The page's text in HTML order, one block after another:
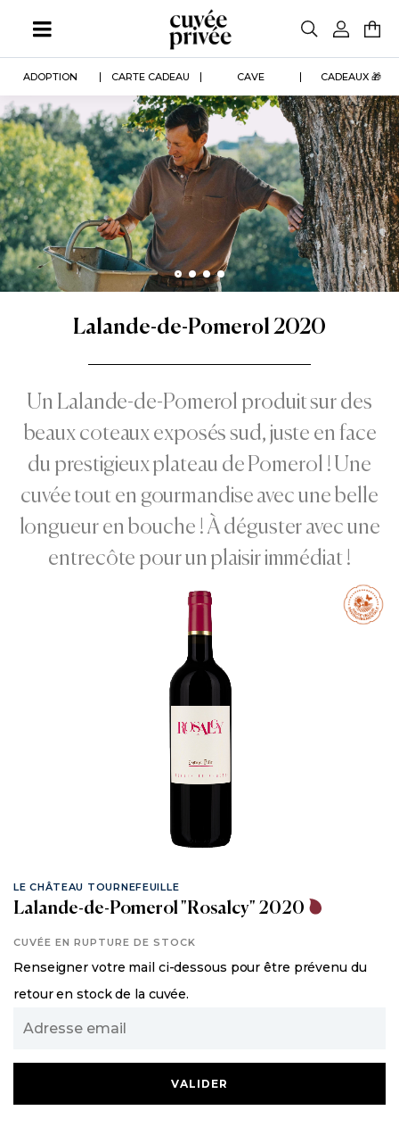
contenu
ADOPTION CARTE CADEAU CAVE CADEAUX 🎁
Lalande-de-Pomerol 2020
Un Lalande-de-Pomerol produit sur des
beaux coteaux exposés sud, juste en face
du prestigieux plateau de Pomerol ! Une
cuvée tout en gourmandise avec une belle
longueur en bouche ! À déguster avec une
entrecôte pour un plaisir immédiat !
LE CHÂTEAU TOURNEFEUILLE
Lalande-de-Pomerol "Rosalcy" 2020
CUVÉE EN RUPTURE DE STOCK
Renseigner votre mail ci-dessous pour être prévenu du
retour en stock de la cuvée.
Adresse